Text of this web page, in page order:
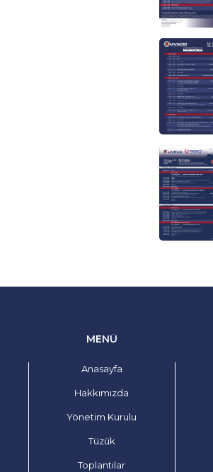
MENÜ
Anasayfa
Hakkımızda
Yönetim Kurulu
Tüzük
Toplantılar